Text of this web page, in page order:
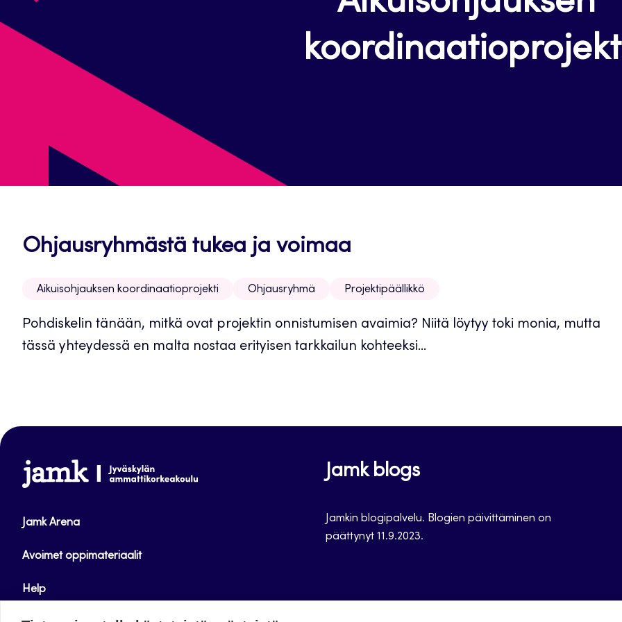
Ohjausryhmästä tukea ja voimaa
Aikuisohjauksen koordinaatioprojekti Ohjausryhmä Projektipäällikkö
Pohdiskelin tänään, mitkä ovat projektin onnistumisen avaimia? Niitä löytyy toki monia, mutta
tässä yhteydessä en malta nostaa erityisen tarkkailun kohteeksi...
www.jamk.fi
Jamk Arena
Avoimet oppimateriaalit
Help
Jamk blogs
Jamkin blogipalvelu. Blogien päivittäminen on
päättynyt 11.9.2023.